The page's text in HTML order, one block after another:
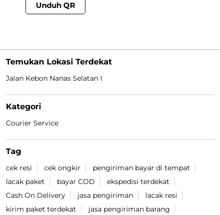
Unduh QR
Temukan Lokasi Terdekat
Jalan Kebon Nanas Selatan I
Kategori
Courier Service
Tag
cek resi cek ongkir
pengiriman bayar di tempat
lacak paket
bayar COD
ekspedisi terdekat
Cash On Delivery
jasa pengiriman
lacak resi
kirim paket terdekat
jasa pengiriman barang